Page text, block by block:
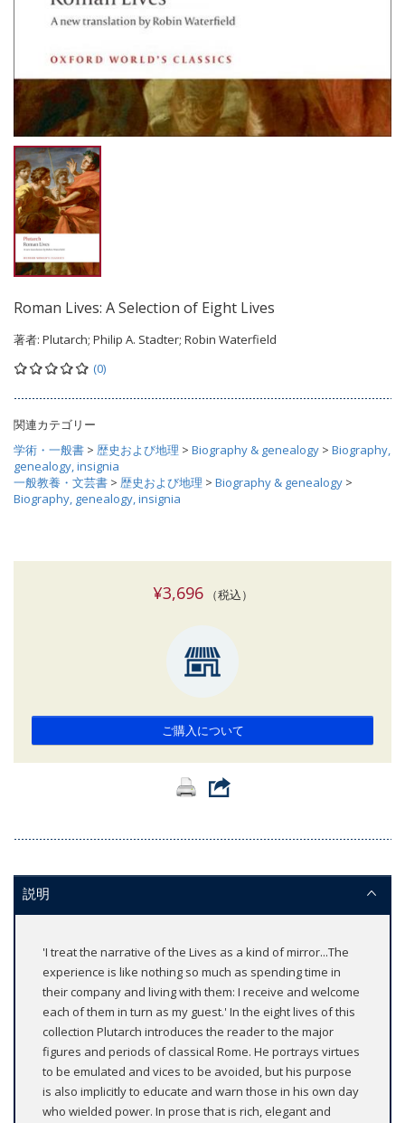
Roman Lives: A Selection of Eight Lives
著者: Plutarch; Philip A. Stadter; Robin Waterfield
(0)
関連カテゴリー
学術・一般書 > 歴史および地理 > Biography & genealogy > Biography,
genealogy, insignia
一般教養・文芸書 > 歴史および地理 > Biography & genealogy >
Biography, genealogy, insignia
¥3,696（税込）
ご購入について
説明
'I treat the narrative of the Lives as a kind of mirror...The
experience is like nothing so much as spending time in
their company and living with them: I receive and welcome
each of them in turn as my guest.' In the eight lives of this
collection Plutarch introduces the reader to the major
figures and periods of classical Rome. He portrays virtues
to be emulated and vices to be avoided, but his purpose
is also implicitly to educate and warn those in his own day
who wielded power. In prose that is rich, elegant and